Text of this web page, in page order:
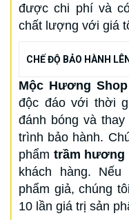
được chi phí và
chất lượng với giá
CHẾ ĐỘ BẢO HÀNH
Mộc Hương
độc đáo với thời
đánh bóng và
trình bảo hành.
phẩm trầm hương
khách hàng.
phẩm giả, chúng
10 lần giá trị sản